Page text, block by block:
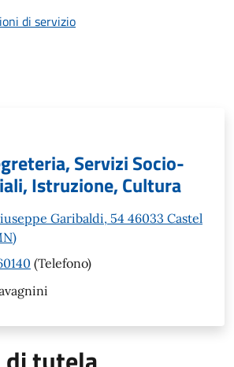
di servizio
Servizi Socio-
Istruzione, Cultura
Garibaldi, 54 46033 Castel
(Telefono)